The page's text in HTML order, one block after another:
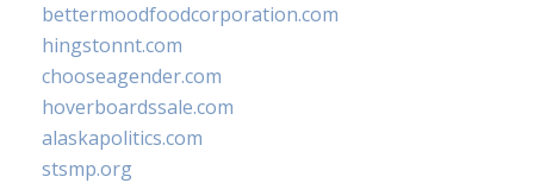
bettermoodfoodcorporation.com
hingstonnt.com
chooseagender.com
hoverboardssale.com
alaskapolitics.com
stsmp.org